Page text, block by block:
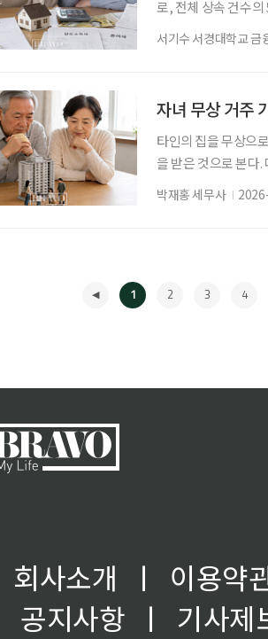
로, 전체 상속 건수
준)이었다. 전년보
은 건 처음이다. 5
서기수 서경대학교 금
자녀 무상 거주
타인의 집을 무상으
을 받은 것으로 본다.
형제자매 간처럼
사전에 세금 문제를
박재홍 세무사
1 2 3 4
회사소개 ㅣ
이용약
공지사항
ㅣ
기사제